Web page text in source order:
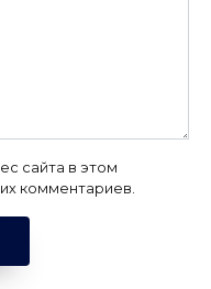
сайта в этом
комментариев.